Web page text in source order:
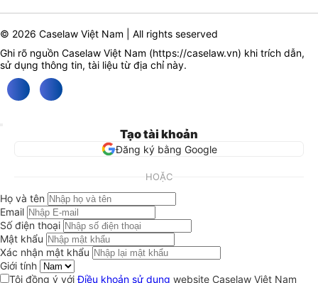
© 2026 Caselaw Việt Nam | All rights seserved
Ghi rõ nguồn Caselaw Việt Nam (https://caselaw.vn) khi trích dẫn,
sử dụng thông tin, tài liệu từ địa chỉ này.
Tạo tài khoản
Đăng ký bằng Google
HOẶC
Họ và tên
Email
Số điện thoại
Mật khẩu
Xác nhận mật khẩu
Giới tính
Tôi đồng ý vớiĐiều khoản sử dụng website Caselaw Việt Nam